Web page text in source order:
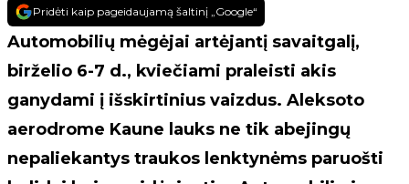
Pridėti kaip pageidaujamą šaltinį „Google“
Automobilių mėgėjai artėjantį savaitgalį,
birželio 6-7 d., kviečiami praleisti akis
ganydami į išskirtinius vaizdus. Aleksoto
aerodrome Kaune lauks ne tik abejingų
nepaliekantys traukos lenktynėms paruošti